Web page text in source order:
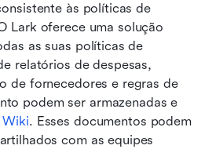
às políticas de
Lark oferece uma solução
as suas políticas de
relatórios de despesas,
de fornecedores e regras de
podem ser armazenadas e
Wiki. Esses documentos podem
com as equipes